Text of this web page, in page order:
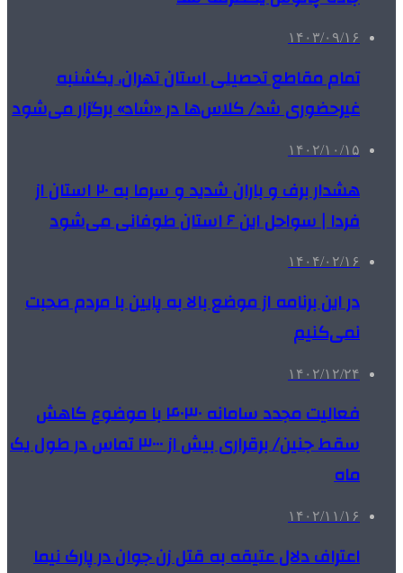
۱۴۰۳/۰۹/۱۶
تمام مقاطع تحصیلی استان تهران، یکشنبه
غیرحضوری شد/ کلاس‌ها در «شاد» برگزار می‌شود
۱۴۰۲/۱۰/۱۵
هشدار برف و باران شدید و سرما به ۲۰ استان از
فردا | سواحل این ۶ استان طوفانی می‌شود
۱۴۰۴/۰۲/۱۶
در این برنامه از موضع بالا به پایین با مردم صحبت
نمی‌کنیم
۱۴۰۲/۱۲/۲۴
فعالیت مجدد سامانه ۴۰۳۰ با موضوع کاهش
سقط جنین/ برقراری بیش از ۳۰۰۰ تماس در طول یک
ماه
۱۴۰۲/۱۱/۱۶
اعتراف دلال عتیقه به قتل زن جوان در پارک نیما